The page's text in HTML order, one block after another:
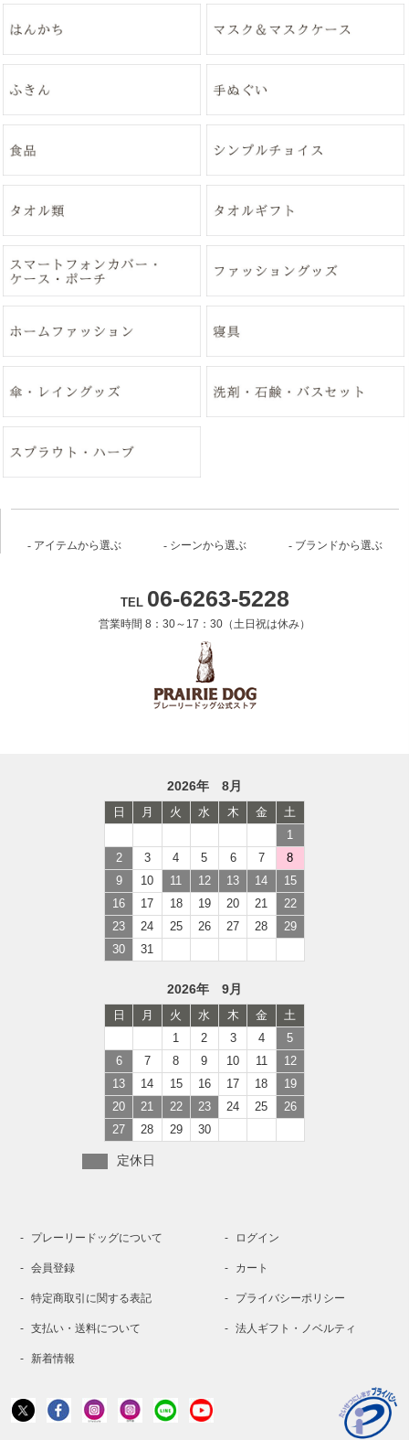
アイテムから選ぶ シーンから選ぶ ブランドから選ぶ
TEL 06-6263-5228
営業時間 8：30～17：30（土日祝は休み）
2026年 8月
日 月 火 水 木 金
土
1
2
3 4 5 6 7
8
9
10 11 12 13 14
15
16
17 18 19 20 21
22
23
24 25 26 27 28
29
30
31
2026年 9月
日 月 火 水 木 金
土
1
2 3 4
5
6
7 8 9 10 11
12
13
14 15 16 17 18
19
20
21 22 23 24 25
26
27
28 29 30
定休日
プレーリードッグについて ログイン
会員登録 カート
特定商取引に関する表記 プライバシーポリシー
支払い・送料について 法人ギフト・ノベルティ
新着情報